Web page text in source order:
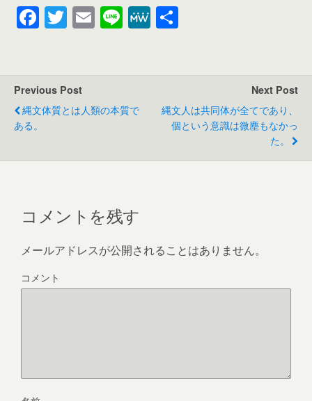
F
a
e
b
T
wi
er
E
m
Li
n
M
e
Previous Post
縄文体質とは人類の本質で
ある。
Next Post
縄文人は共同体が全てであり、
個という意識は微塵もなかっ
た。
コメントを残す
メールアドレスが公開されることはありません。
コメント